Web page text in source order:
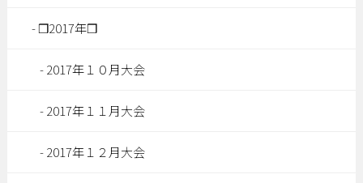
❒2017年❒
2017年１０月大会
2017年１１月大会
2017年１２月大会